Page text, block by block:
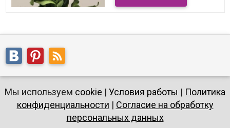
Мы используем cookie | Условия работы | Политика
конфиденциальности | Согласие на обработку
персональных данных